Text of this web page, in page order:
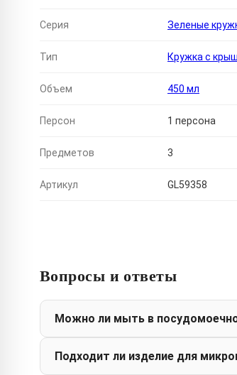
Серия Зеленые
Тип Кружка с
Объем 450 мл
Персон 1 персона
Предметов 3
Артикул GL59358
Вопросы и ответы
Можно ли мыть в
Подходит ли изделие для